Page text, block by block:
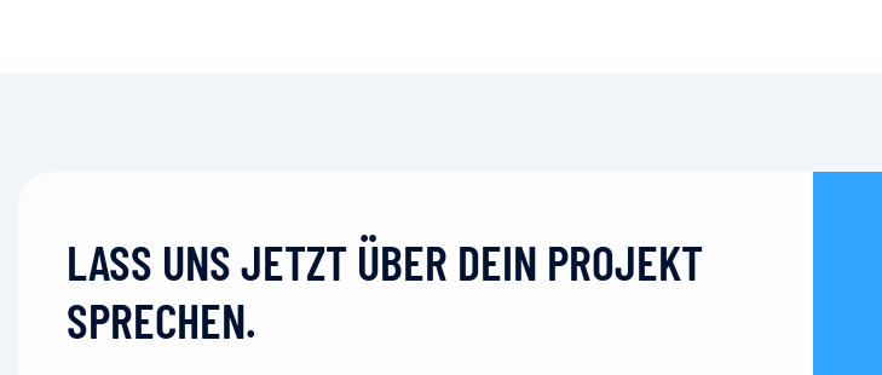
LASS UNS JETZT ÜBER DEIN PROJEKT
SPRECHEN.